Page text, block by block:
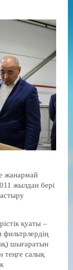
жанармай
жылдан бері
қуаты –
шығаратын
теңге салық